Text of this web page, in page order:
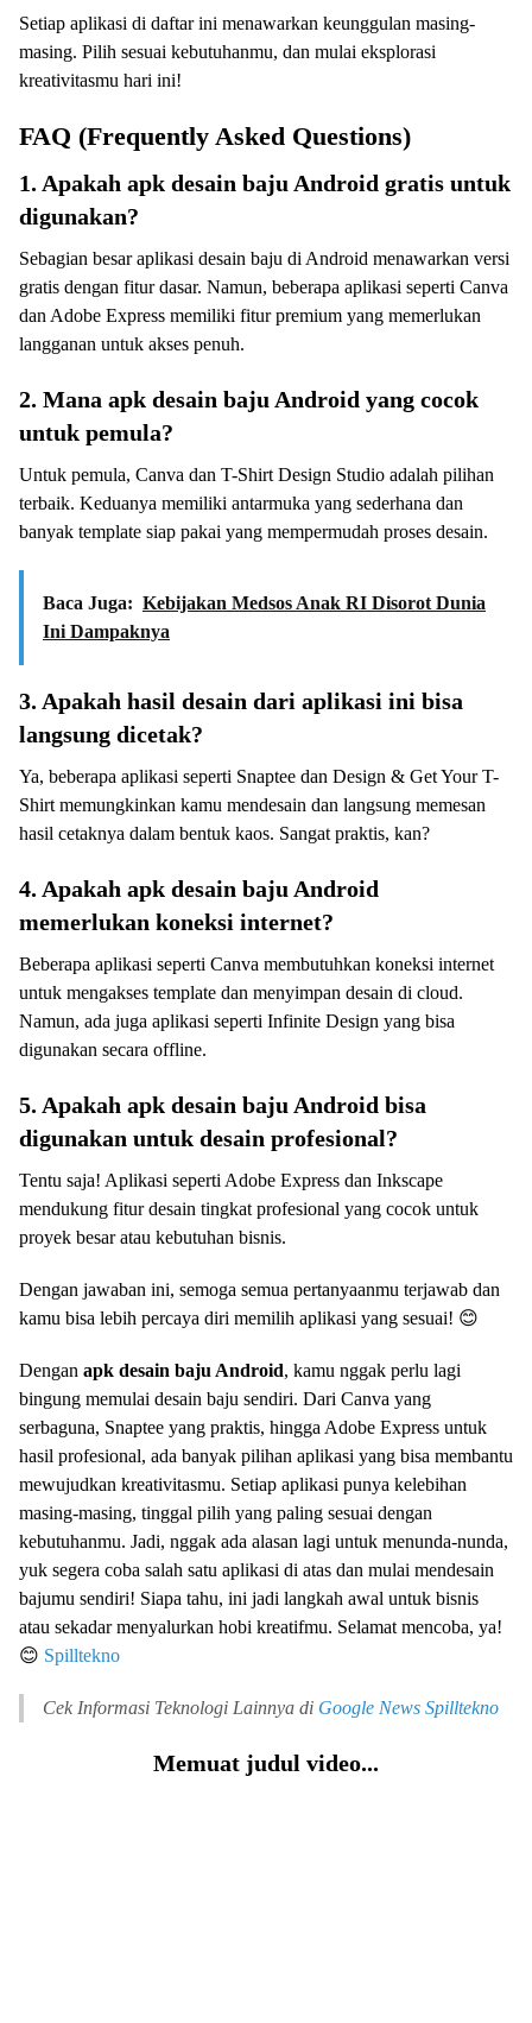
Setiap aplikasi di daftar ini menawarkan keunggulan masing-
masing. Pilih sesuai kebutuhanmu, dan mulai eksplorasi
kreativitasmu hari ini!
FAQ (Frequently Asked Questions)
1. Apakah apk desain baju Android gratis untuk
digunakan?
Sebagian besar aplikasi desain baju di Android menawarkan versi
gratis dengan fitur dasar. Namun, beberapa aplikasi seperti Canva
dan Adobe Express memiliki fitur premium yang memerlukan
langganan untuk akses penuh.
2. Mana apk desain baju Android yang cocok
untuk pemula?
Untuk pemula, Canva dan T-Shirt Design Studio adalah pilihan
terbaik. Keduanya memiliki antarmuka yang sederhana dan
banyak template siap pakai yang mempermudah proses desain.
Baca Juga: Kebijakan Medsos Anak RI Disorot Dunia
Ini Dampaknya
3. Apakah hasil desain dari aplikasi ini bisa
langsung dicetak?
Ya, beberapa aplikasi seperti Snaptee dan Design & Get Your T-
Shirt memungkinkan kamu mendesain dan langsung memesan
hasil cetaknya dalam bentuk kaos. Sangat praktis, kan?
4. Apakah apk desain baju Android
memerlukan koneksi internet?
Beberapa aplikasi seperti Canva membutuhkan koneksi internet
untuk mengakses template dan menyimpan desain di cloud.
Namun, ada juga aplikasi seperti Infinite Design yang bisa
digunakan secara offline.
5. Apakah apk desain baju Android bisa
digunakan untuk desain profesional?
Tentu saja! Aplikasi seperti Adobe Express dan Inkscape
mendukung fitur desain tingkat profesional yang cocok untuk
proyek besar atau kebutuhan bisnis.
Dengan jawaban ini, semoga semua pertanyaanmu terjawab dan
kamu bisa lebih percaya diri memilih aplikasi yang sesuai! 😊
Dengan apk desain baju Android, kamu nggak perlu lagi
bingung memulai desain baju sendiri. Dari Canva yang
serbaguna, Snaptee yang praktis, hingga Adobe Express untuk
hasil profesional, ada banyak pilihan aplikasi yang bisa membantu
mewujudkan kreativitasmu. Setiap aplikasi punya kelebihan
masing-masing, tinggal pilih yang paling sesuai dengan
kebutuhanmu. Jadi, nggak ada alasan lagi untuk menunda-nunda,
yuk segera coba salah satu aplikasi di atas dan mulai mendesain
bajumu sendiri! Siapa tahu, ini jadi langkah awal untuk bisnis
atau sekadar menyalurkan hobi kreatifmu. Selamat mencoba, ya!
😊 Spilltekno
Cek Informasi Teknologi Lainnya di Google News Spilltekno
Memuat judul video...